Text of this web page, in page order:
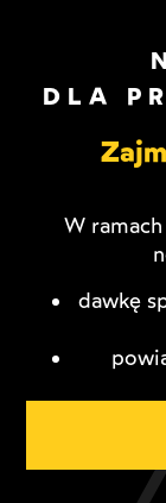
DLA
W
dawkę